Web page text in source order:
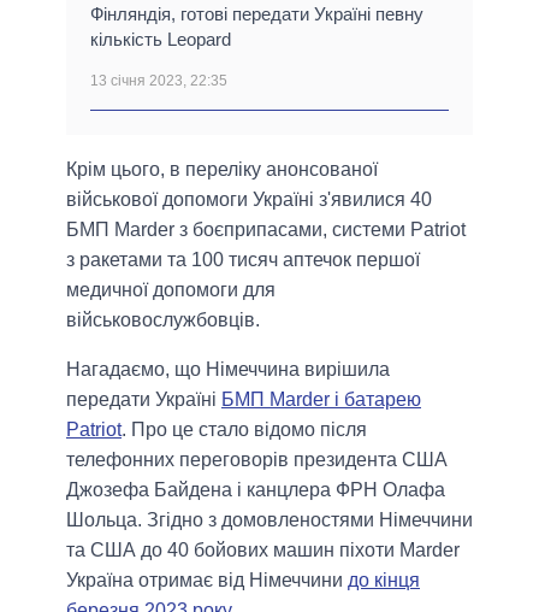
Фінляндія, готові передати Україні певну
кількість Leopard
13 січня 2023, 22:35
Крім цього, в переліку анонсованої
військової допомоги Україні з'явилися 40
БМП Marder з боєприпасами, системи Patriot
з ракетами та 100 тисяч аптечок першої
медичної допомоги для
військовослужбовців.
Нагадаємо, що Німеччина вирішила
передати Україні БМП Marder і батарею
Patriot. Про це стало відомо після
телефонних переговорів президента США
Джозефа Байдена і канцлера ФРН Олафа
Шольца. Згідно з домовленостями Німеччини
та США до 40 бойових машин піхоти Marder
Україна отримає від Німеччини до кінця